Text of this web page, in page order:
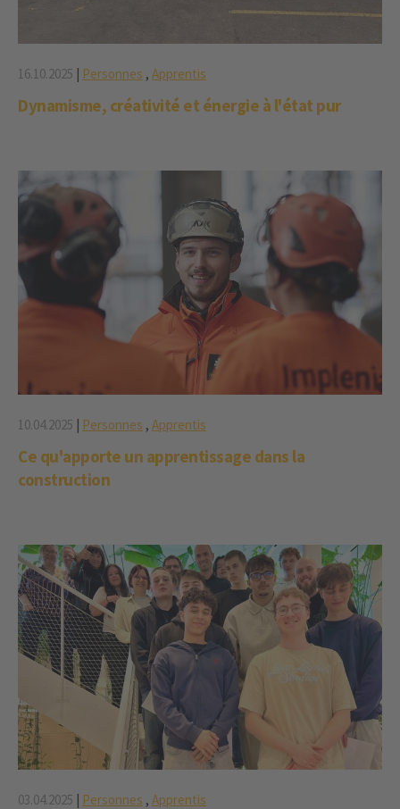
16.10.2025 | Personnes , Apprentis
Dynamisme, créativité et énergie à l'état pur
10.04.2025 Personnes , Apprentis
Ce qu'apporte un apprentissage dans la
construction
03.04.2025 | Personnes , Apprentis